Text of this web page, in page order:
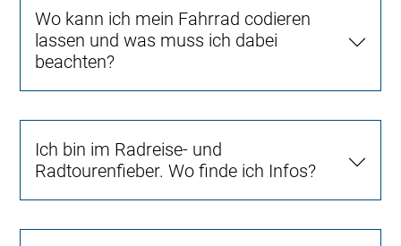
Wo kann ich mein Fahrrad codieren
lassen und was muss ich dabei
beachten?
Ich bin im Radreise- und
Radtourenfieber. Wo finde ich Infos?